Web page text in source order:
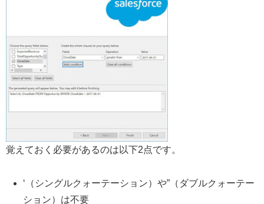
覚えておく必要があるのは以下2点です。
‘（シングルクォーテーション）や”（ダブルクォーテー
ション）は不要